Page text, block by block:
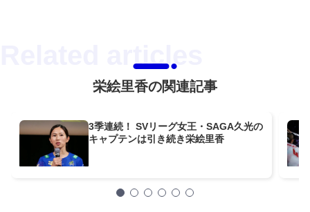
栄絵里香の関連記事
3季連続！ SVリーグ女王・SAGA久光の
キャプテンは引き続き栄絵里香